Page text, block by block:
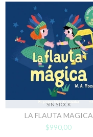
SIN STOCK
LA FLAUTA MAGICA
$990,00